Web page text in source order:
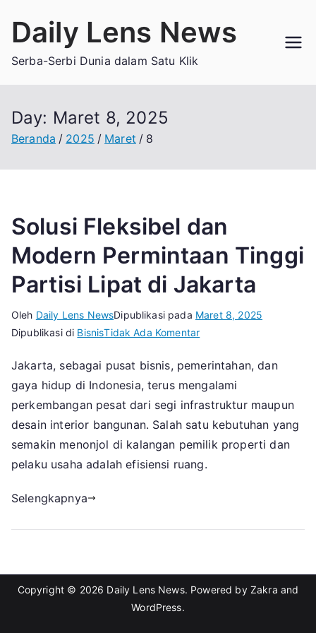
Daily Lens News
Serba-Serbi Dunia dalam Satu Klik
Day: Maret 8, 2025
Beranda 2025 Maret 8
Solusi Fleksibel dan
Modern Permintaan Tinggi
Partisi Lipat di Jakarta
Oleh Daily Lens NewsDipublikasi pada Maret 8, 2025
Dipublikasi di BisnisTidak Ada Komentarpada
Fleksibel
dan
Modern
Permintaan
Tinggi
Partisi
Lipat
Jakarta, sebagai pusat bisnis, pemerintahan, dan
gaya hidup di Indonesia, terus mengalami
perkembangan pesat dari segi infrastruktur maupun
desain interior bangunan. Salah satu kebutuhan yang
semakin menonjol di kalangan pemilik properti dan
pelaku usaha adalah efisiensi ruang.
Selengkapnya
Copyright © 2026 Daily Lens News. Powered by Zakra and
WordPress.